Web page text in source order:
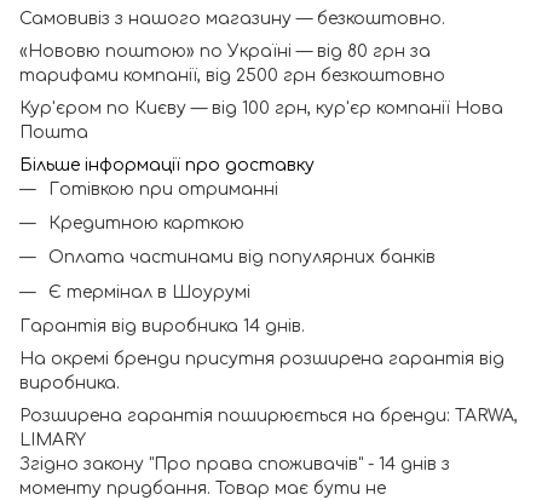
Самовивіз з нашого магазину — безкоштовно.
«Нововю поштою» по Україні — від 80 грн за
тарифами компанії, від 2500 грн безкоштовно
Кур'єром по Києву — від 100 грн, кур'єр компанії Нова
Пошта
Більше інформації про доставку
Готівкою при отриманні
Кредитною карткою
Оплата частинами від популярних банків
Є термінал в Шоурумі
Гарантія від виробника 14 днів.
На окремі бренди присутня розширена гарантія від
виробника.
Розширена гарантія поширюється на бренди: TARWA,
LIMARY
Згідно закону "Про права споживачів" - 14 днів з
моменту придбання. Товар має бути не